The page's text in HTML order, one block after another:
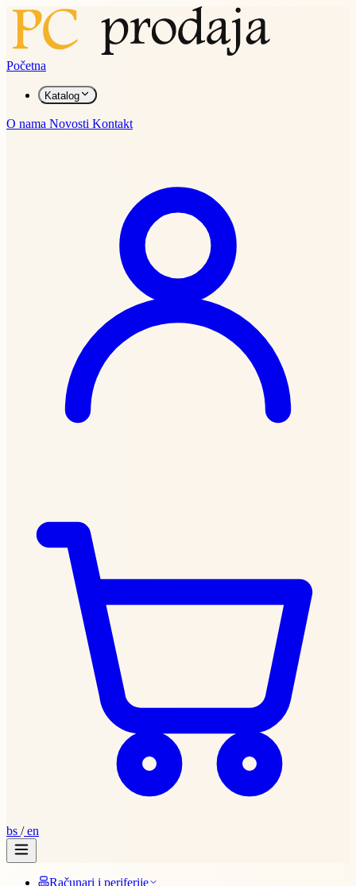
Početna
Katalog
O nama Novosti Kontakt
bs /en
Računari i periferije